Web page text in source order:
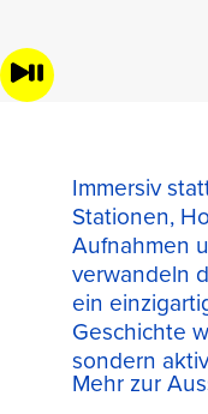
Immersiv
Stationen,
Aufnahmen
verwandeln
ein
Geschichte
sondern
Mehr zur